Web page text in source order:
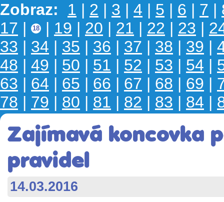
Zobraz: 1 | 2 | 3 | 4 | 5 | 6 | 7 |
17 | 18 | 19 | 20 | 21 | 22 | 23 |
33 | 34 | 35 | 36 | 37 | 38 | 39 |
48 | 49 | 50 | 51 | 52 | 53 | 54 |
63 | 64 | 65 | 66 | 67 | 68 | 69 |
78 | 79 | 80 | 81 | 82 | 83 | 84 |
Zajímavá koncovka
pravidel
14.03.2016